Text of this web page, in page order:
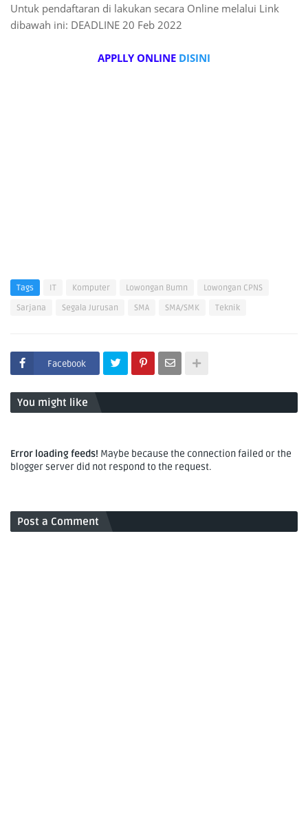
Untuk pendaftaran di lakukan secara Online melalui Link
dibawah ini: DEADLINE 20 Feb 2022
APPLLY ONLINE DISINI
Tags IT Komputer Lowongan Bumn
Lowongan CPNS
Sarjana
Segala Jurusan SMA SMA/SMK Teknik
Facebook
You might like
Error loading feeds! Maybe because the connection failed or the
blogger server did not respond to the request.
Post a Comment